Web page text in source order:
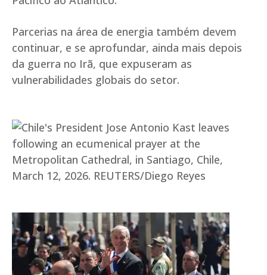
Parcerias na área de energia também devem
continuar, e se aprofundar, ainda mais depois
da guerra no Irã, que expuseram as
vulnerabilidades globais do setor.